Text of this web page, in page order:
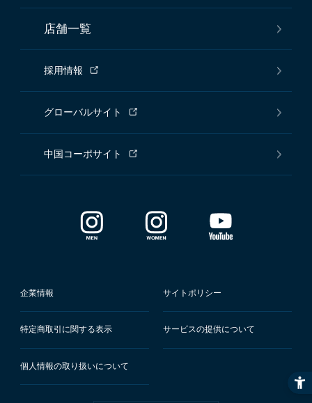
店舗一覧
採用情報
グローバルサイト
中国コーポサイト
企業情報 サイトポリシー
特定商取引に関する表示 サービスの提供について
個人情報の取り扱いについて